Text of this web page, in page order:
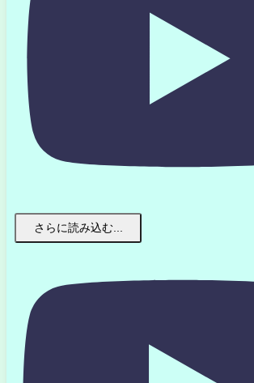
さらに読み込む...